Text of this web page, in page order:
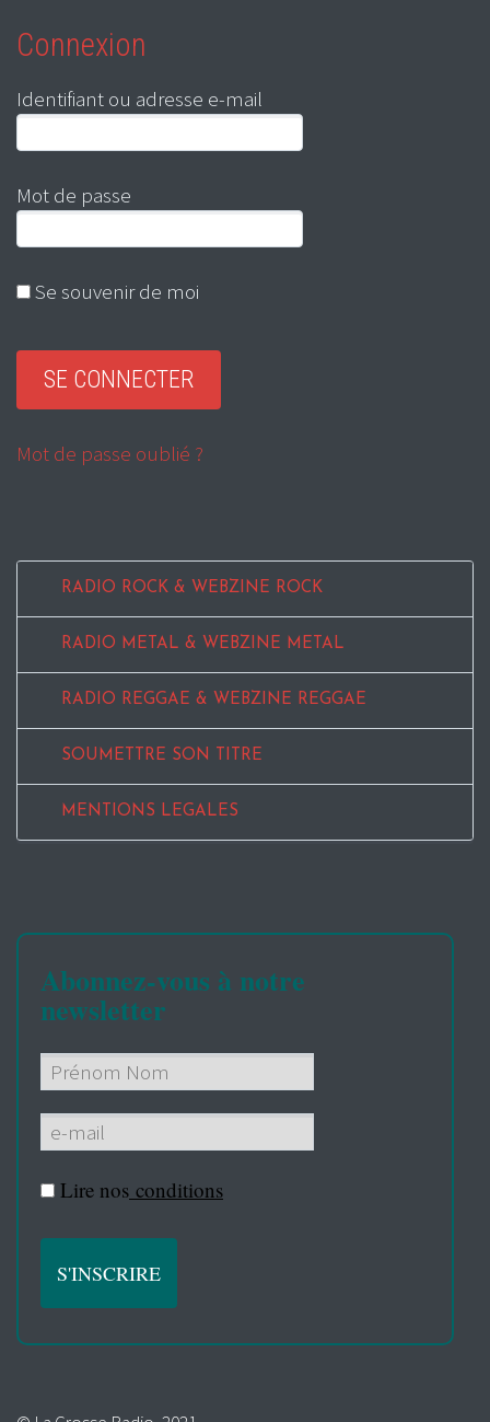
Connexion
Identifiant ou adresse e-mail
Mot de passe
Se souvenir de moi
Mot de passe oublié ?
RADIO ROCK & WEBZINE ROCK
RADIO METAL & WEBZINE METAL
RADIO REGGAE & WEBZINE REGGAE
SOUMETTRE SON TITRE
MENTIONS LEGALES
Abonnez-vous à notre
newsletter
Lire nos conditions